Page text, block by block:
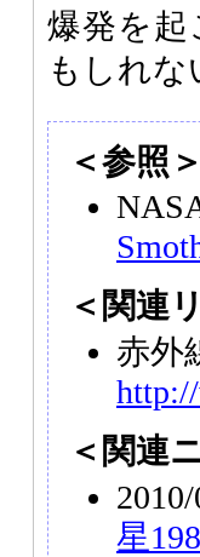
爆発を起
もしれな
＜参照＞
＜関連
赤外
＜関連
星